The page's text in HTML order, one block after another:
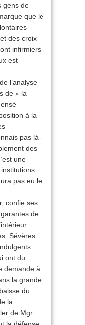
gens de
que le
des croix
infirmiers
est
l’analyse
de « la
à la
pas là-
des
une
pas eu le
confie ses
de
Sévères
ont du
demande à
la grande
du
la
de Mgr